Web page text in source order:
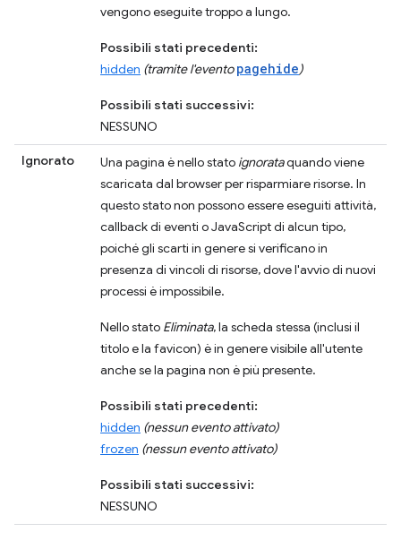
vengono eseguite troppo a lungo.
Possibili stati precedenti:
hidden (tramite l'eventopagehide)
Possibili stati successivi:
NESSUNO
Ignorato Una pagina è nello stato ignorataquando viene
scaricata dal browser per risparmiare risorse. In
questo stato non possono essere eseguiti attività,
callback di eventi o JavaScript di alcun tipo,
poiché gli scarti in genere si verificano in
presenza di vincoli di risorse, dove l'avvio di nuovi
processi è impossibile.
Nello stato Eliminata, la scheda stessa (inclusi il
titolo e la favicon) è in genere visibile all'utente
anche se la pagina non è più presente.
Possibili stati precedenti:
hidden (nessun evento attivato)
frozen (nessun evento attivato)
Possibili stati successivi:
NESSUNO